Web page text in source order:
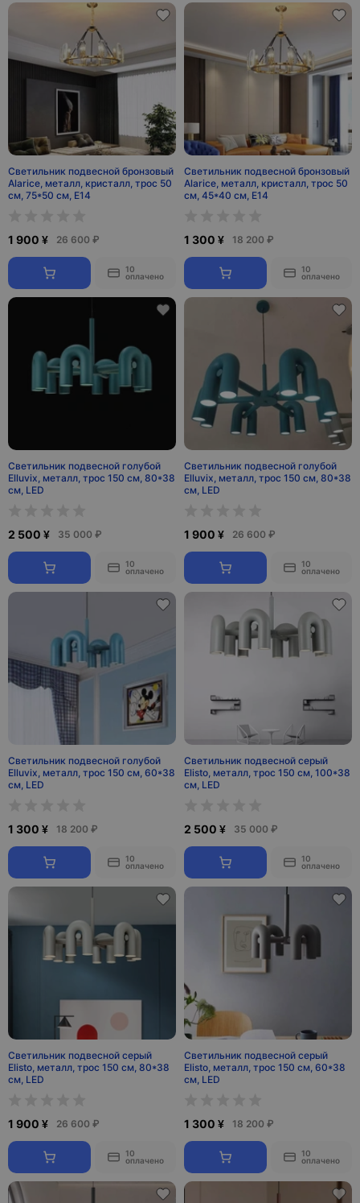
Светильник подвесной бронзовый
Alarice, металл, кристалл, трос 50
см, 75*50 см, Е14
1 900 ¥ 26 600 ₽
10
оплачено
Светильник подвесной бронзовый
Alarice, металл, кристалл, трос 50
см, 45*40 см, Е14
1 300 ¥ 18 200 ₽
10
оплачено
Светильник подвесной голубой
Elluvix, металл, трос 150 см, 80*38
см, LED
2 500 ¥ 35 000 ₽
10
оплачено
Светильник подвесной голубой
Elluvix, металл, трос 150 см, 80*38
см, LED
1 900 ¥ 26 600 ₽
10
оплачено
Светильник подвесной голубой
Elluvix, металл, трос 150 см, 60*38
см, LED
1 300 ¥ 18 200 ₽
10
оплачено
Светильник подвесной серый
Elisto, металл, трос 150 см, 100*38
см, LED
2 500 ¥ 35 000 ₽
10
оплачено
Светильник подвесной серый
Elisto, металл, трос 150 см, 80*38
см, LED
1 900 ¥ 26 600 ₽
10
оплачено
Светильник подвесной серый
Elisto, металл, трос 150 см, 60*38
см, LED
1 300 ¥ 18 200 ₽
10
оплачено